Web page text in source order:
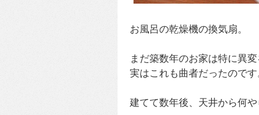
お風呂の乾燥機の換気扇。
まだ築数年のお家は特に異
実はこれも曲者だったのです
建てて数年後、天井から何や